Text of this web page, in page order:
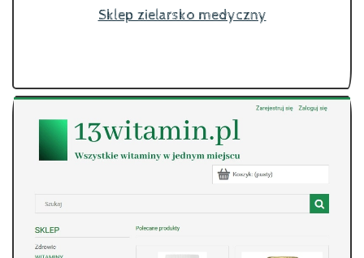
Sklep zielarsko medyczny